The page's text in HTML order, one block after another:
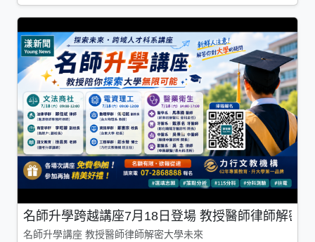
名師升學跨越講座7月18日登場 教授醫師律師解密
名師升學講座 教授醫師律師解密大學未來